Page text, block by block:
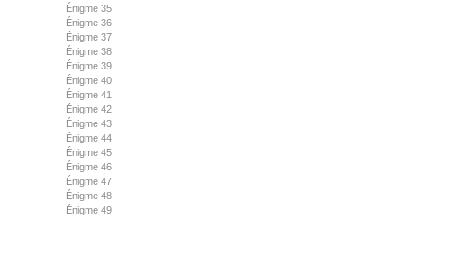
Énigme 35
Énigme 36
Énigme 37
Énigme 38
Énigme 39
Énigme 40
Énigme 41
Énigme 42
Énigme 43
Énigme 44
Énigme 45
Énigme 46
Énigme 47
Énigme 48
Énigme 49